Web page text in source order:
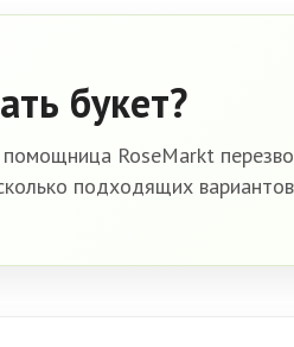
букет?
RoseMarkt
подходящих